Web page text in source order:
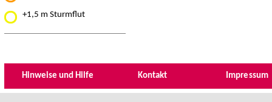
+1,5 m Sturmflut
Hinweise und Hilfe Kontakt Impressum